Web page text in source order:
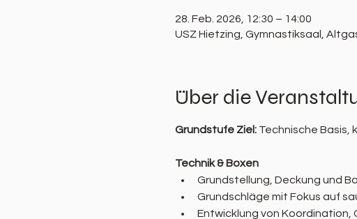
28. Feb. 2026, 12:30 – 14:00
USZ Hietzing, Gymnastiksaal,
Über die
Grundstufe Ziel: Technische Basis,
Technik & Boxen
Grundstellung, Deckung und
Grundschläge mit Fokus auf
Entwicklung von Koordination,